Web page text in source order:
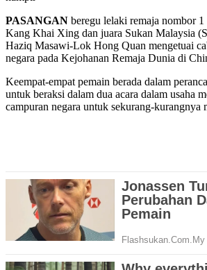
PASANGAN beregu lelaki remaja nombor
Kang Khai Xing dan juara Sukan Malaysia
Haziq Masawi-Lok Hong Quan mengetuai
negara pada Kejohanan Remaja Dunia di
Keempat-empat pemain berada dalam
untuk beraksi dalam dua acara dalam usaha
campuran negara untuk sekurang-kurangnya